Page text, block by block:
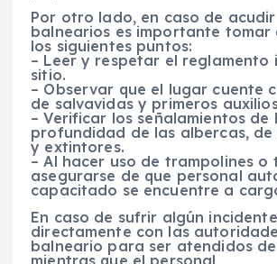
Por otro lado, en caso de
balnearios es importante tomar
los siguientes puntos:
– Leer y respetar el reglamento
sitio.
– Observar que el lugar cuente
de salvavidas y primeros
– Verificar los señalamientos de
profundidad de las albercas, de
y extintores.
– Al hacer uso de trampolines o
asegurarse de que personal
capacitado se encuentre a
En caso de sufrir algún
directamente con las
balneario para ser atendidos